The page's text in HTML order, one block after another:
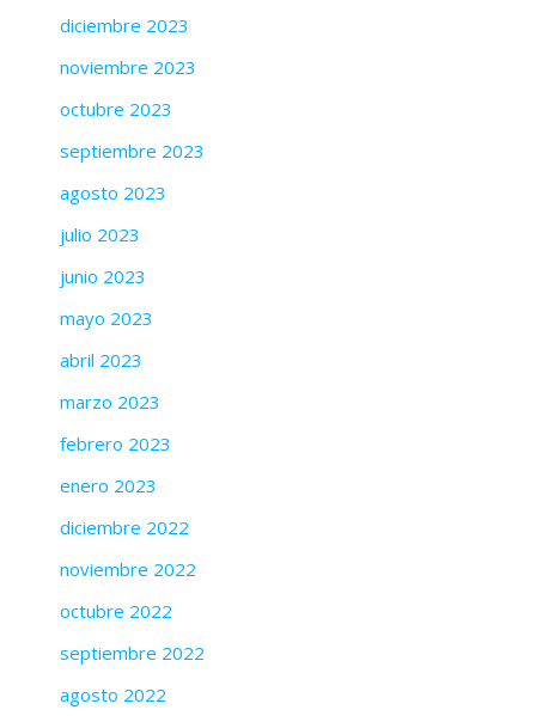
diciembre 2023
noviembre 2023
octubre 2023
septiembre 2023
agosto 2023
julio 2023
junio 2023
mayo 2023
abril 2023
marzo 2023
febrero 2023
enero 2023
diciembre 2022
noviembre 2022
octubre 2022
septiembre 2022
agosto 2022